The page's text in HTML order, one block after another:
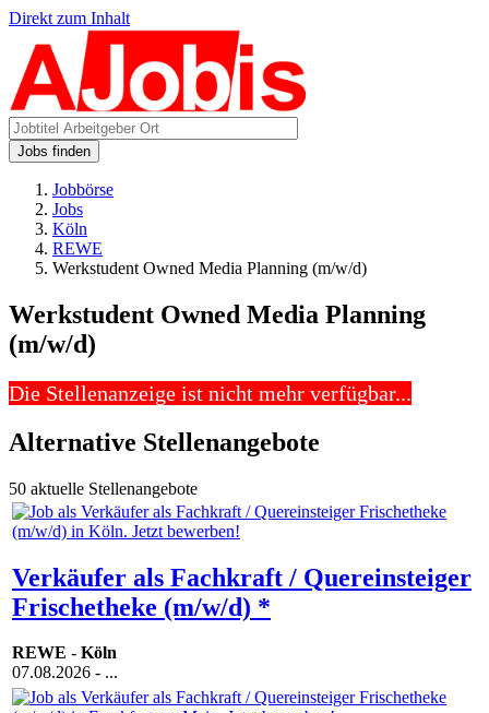
Direkt zum Inhalt
Jobs finden
Jobbörse
Jobs
Köln
REWE
Werkstudent Owned Media Planning (m/w/d)
Werkstudent Owned Media Planning
(m/w/d)
Die Stellenanzeige ist nicht mehr verfügbar...
Alternative Stellenangebote
50 aktuelle Stellenangebote
Verkäufer als Fachkraft / Quereinsteiger
Frischetheke (m/w/d) *
REWE - Köln
07.08.2026 - ...